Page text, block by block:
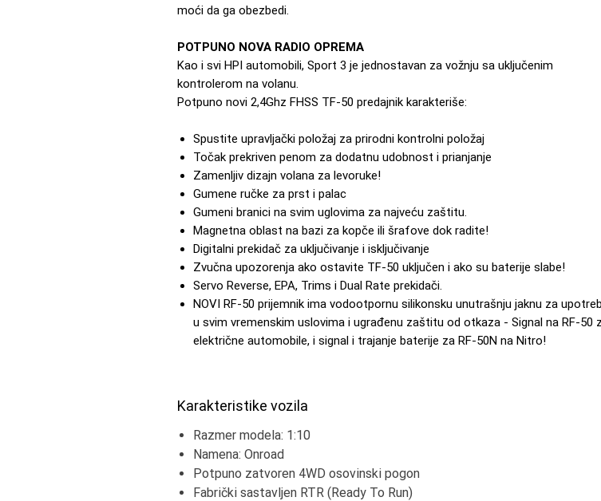
moći da ga obezbedi.
POTPUNO NOVA RADIO OPREMA
Kao i svi HPI automobili, Sport 3 je jednostavan za vožnju sa uključenim
kontrolerom na volanu.
Potpuno novi 2,4Ghz FHSS TF-50 predajnik karakteriše:
Spustite upravljački položaj za prirodni kontrolni položaj
Točak prekriven penom za dodatnu udobnost i prianjanje
Zamenljiv dizajn volana za levoruke!
Gumene ručke za prst i palac
Gumeni branici na svim uglovima za najveću zaštitu.
Magnetna oblast na bazi za kopče ili šrafove dok radite!
Digitalni prekidač za uključivanje i isključivanje
Zvučna upozorenja ako ostavite TF-50 uključen i ako su baterije slabe!
Servo Reverse, EPA, Trims i Dual Rate prekidači.
NOVI RF-50 prijemnik ima vodootpornu silikonsku unutrašnju jaknu za
u svim vremenskim uslovima i ugrađenu zaštitu od otkaza - Signal na RF-50
električne automobile, i signal i trajanje baterije za RF-50N na Nitro!
Karakteristike vozila
Razmer modela: 1:10
Namena: Onroad
Potpuno zatvoren 4WD osovinski pogon
Fabrički sastavljen RTR (Ready To Run)